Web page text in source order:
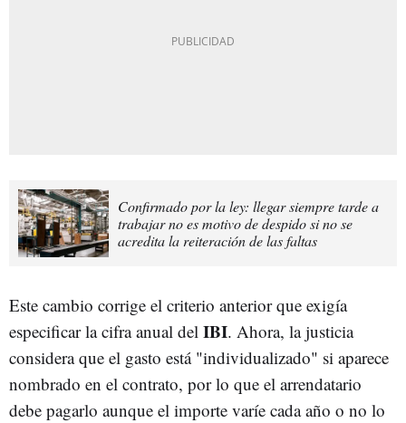
Confirmado por la ley: llegar siempre tarde a
trabajar no es motivo de despido si no se
acredita la reiteración de las faltas
Este cambio corrige el criterio anterior que exigía
especificar la cifra anual del IBI. Ahora, la justicia
considera que el gasto está "individualizado" si aparece
nombrado en el contrato, por lo que el arrendatario
debe pagarlo aunque el importe varíe cada año o no lo